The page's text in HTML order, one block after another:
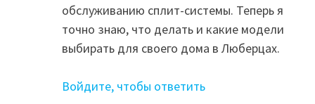
обслуживанию сплит-системы. Теперь я
точно знаю, что делать и какие модели
выбирать для своего дома в Люберцах.
Войдите, чтобы ответить